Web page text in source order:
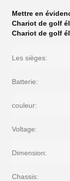
Mettre en
Chariot de golf
Chariot de golf
Les sièges:
Batterie:
couleur:
Voltage:
Dimension:
Chassis: